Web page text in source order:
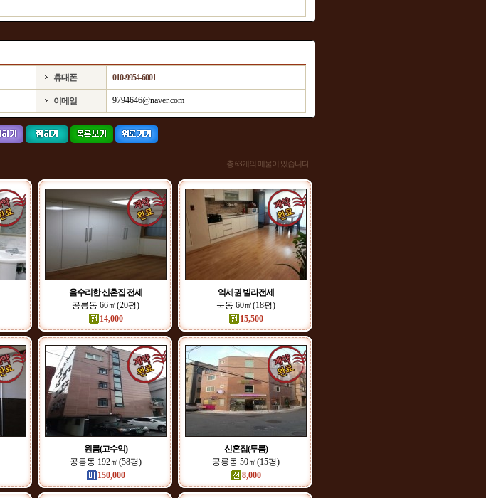
휴대폰 010-9954-6001
이메일 9794646@naver.com
총63개의 매물이 있습니다.
올수리한 신혼집 전세
공릉동 66㎡(20평)
14,000
역세권 빌라전세
묵동 60㎡(18평)
15,500
원룸(고수익)
공릉동 192㎡(58평)
150,000
신혼집(투룸)
공릉동 50㎡(15평)
8,000